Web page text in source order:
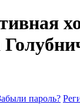
пароль?